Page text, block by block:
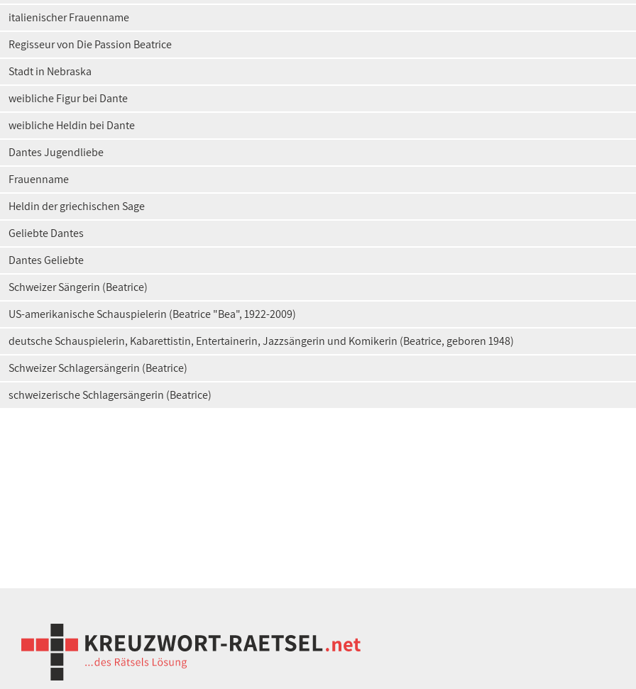
italienischer Frauenname
Regisseur von Die Passion Beatrice
Stadt in Nebraska
weibliche Figur bei Dante
weibliche Heldin bei Dante
Dantes Jugendliebe
Frauenname
Heldin der griechischen Sage
Geliebte Dantes
Dantes Geliebte
Schweizer Sängerin (Beatrice)
US-amerikanische Schauspielerin (Beatrice "Bea", 1922-2009)
deutsche Schauspielerin, Kabarettistin, Entertainerin, Jazzsängerin und Komikerin (Beatrice, geboren 1948)
Schweizer Schlagersängerin (Beatrice)
schweizerische Schlagersängerin (Beatrice)